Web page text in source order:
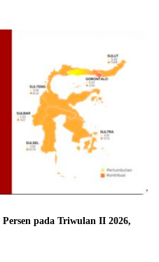
pada Triwulan II 2026,